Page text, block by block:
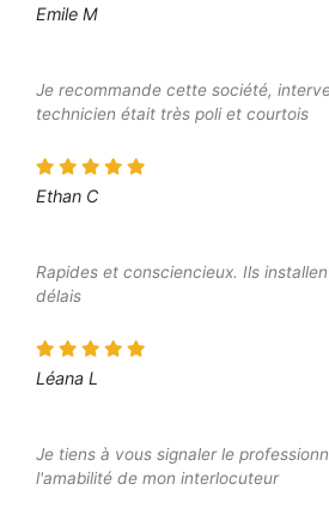
Emile M
Je recommande cette société,
technicien était très poli et courtois
Ethan C
Rapides et consciencieux. Ils
délais
Léana L
Je tiens à vous signaler le
l'amabilité de mon interlocuteur